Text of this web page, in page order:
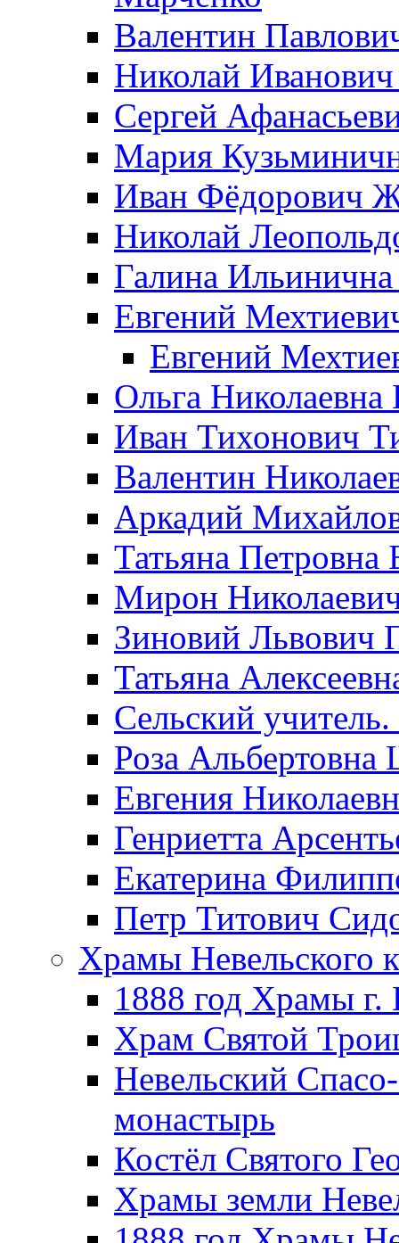
Валентин
Николай Иванович
Сергей
Мария
Иван Фёдорович
Николай
Галина
Евгений
Евгений
Ольга Николаевна
Иван Тихонович
Валентин
Аркадий
Татьяна Петровна
Мирон
Зиновий Львович
Татьяна
Сельский
Роза
Евгения
Генриетта
Екатерина
Петр Титович
Храмы Невельского
1888 год Храмы г.
Храм Святой
Невельский
монастырь
Костёл Святого
Храмы земли